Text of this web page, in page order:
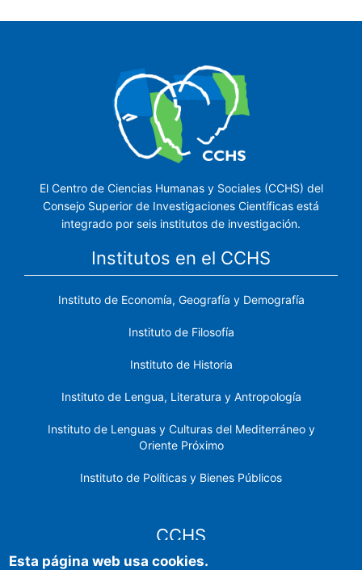
El Centro de Ciencias Humanas y Sociales (CCHS) del
Consejo Superior de Investigaciones Científicas está
integrado por seis institutos de investigación.
Institutos en el CCHS
Instituto de Economía, Geografía y Demografía
Instituto de Filosofía
Instituto de Historia
Instituto de Lengua, Literatura y Antropología
Instituto de Lenguas y Culturas del Mediterráneo y
Oriente Próximo
Instituto de Políticas y Bienes Públicos
CCHS
Esta página web usa cookies.